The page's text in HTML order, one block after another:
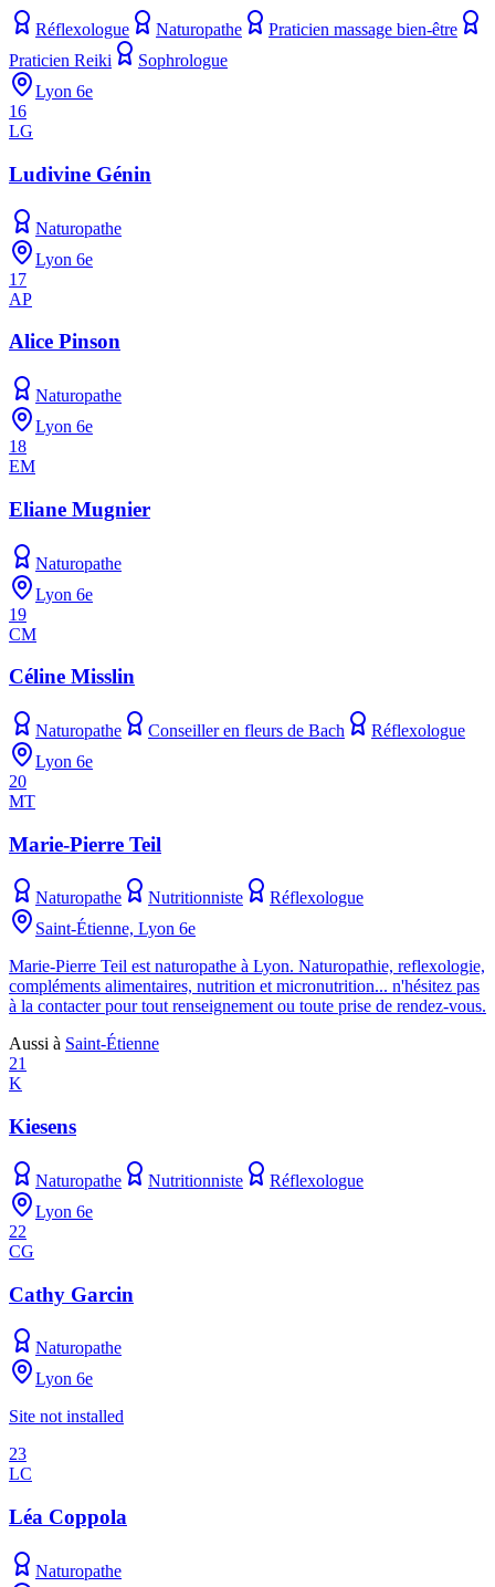
Réflexologue Naturopathe
Praticien massage bien-être
Praticien Reiki
Sophrologue
Lyon 6e
16
LG
Ludivine Génin
Naturopathe
Lyon 6e
17
AP
Alice Pinson
Naturopathe
Lyon 6e
18
EM
Eliane Mugnier
Naturopathe
Lyon 6e
19
CM
Céline Misslin
Naturopathe Conseiller en fleurs de Bach
Réflexologue
Lyon 6e
20
MT
Marie-Pierre Teil
Naturopathe Nutritionniste
Réflexologue
Saint-Étienne, Lyon 6e
Marie-Pierre Teil est naturopathe à Lyon. Naturopathie, reflexologie,
compléments alimentaires, nutrition et micronutrition... n'hésitez pas
à la contacter pour tout renseignement ou toute prise de rendez-vous.
Aussi à Saint-Étienne
21
K
Kiesens
Naturopathe Nutritionniste
Réflexologue
Lyon 6e
22
CG
Cathy Garcin
Naturopathe
Lyon 6e
Site not installed
23
LC
Léa Coppola
Naturopathe